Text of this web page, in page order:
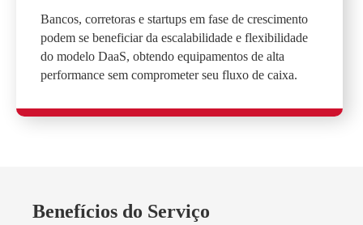
Bancos, corretoras e startups em fase de crescimento
podem se beneficiar da escalabilidade e flexibilidade
do modelo DaaS, obtendo equipamentos de alta
performance sem comprometer seu fluxo de caixa.
Benefícios do Serviço